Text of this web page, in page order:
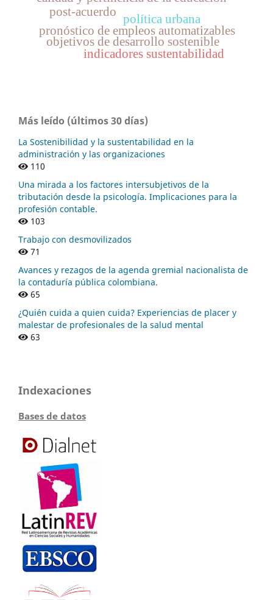
política urbana
pronóstico de empleos automatizables
objetivos de desarrollo sostenible
indicadores sustentabilidad
post-acuerdo
Más leído (últimos 30 días)
La Sostenibilidad y la sustentabilidad en la
administración y las organizaciones
110
Una mirada a los factores intersubjetivos de la
tributación desde la psicología. Implicaciones para la
profesión contable.
103
Trabajo con desmovilizados
71
Avances y rezagos de la agenda gremial nacionalista de
la contaduría pública colombiana.
65
¿Quién cuida a quien cuida? Experiencias de placer y
malestar de profesionales de la salud mental
63
Indexaciones
Bases de datos